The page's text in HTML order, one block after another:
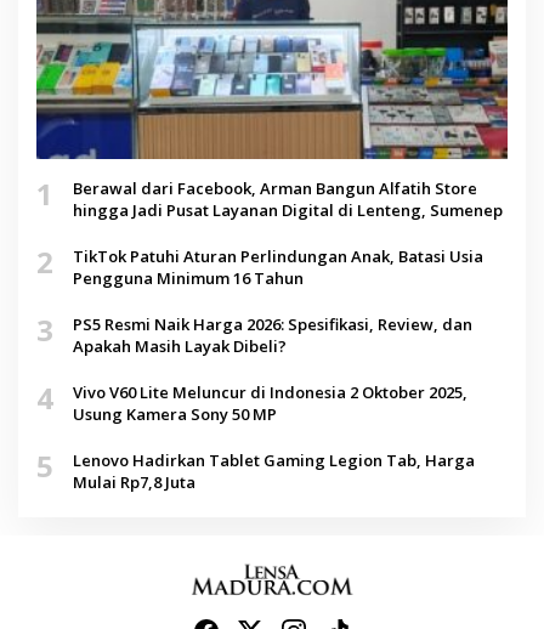
1
Berawal dari Facebook, Arman Bangun Alfatih Store
hingga Jadi Pusat Layanan Digital di Lenteng, Sumenep
2
TikTok Patuhi Aturan Perlindungan Anak, Batasi Usia
Pengguna Minimum 16 Tahun
3
PS5 Resmi Naik Harga 2026: Spesifikasi, Review, dan
Apakah Masih Layak Dibeli?
4
Vivo V60 Lite Meluncur di Indonesia 2 Oktober 2025,
Usung Kamera Sony 50 MP
5
Lenovo Hadirkan Tablet Gaming Legion Tab, Harga
Mulai Rp7,8 Juta